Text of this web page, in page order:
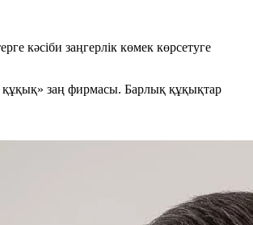
кәсіби заңгерлік көмек көрсетуге
заң фирмасы. Барлық құқықтар